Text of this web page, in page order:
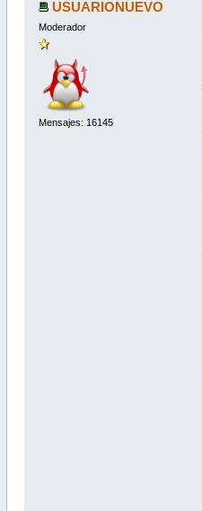
USUARIONUEVO
Moderador
Mensajes: 16145